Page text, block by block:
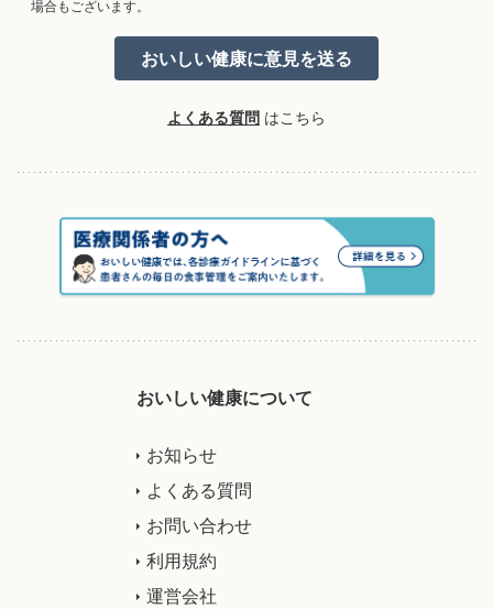
場合もございます。
よくある質問 はこちら
おいしい健康について
お知らせ
よくある質問
お問い合わせ
利用規約
運営会社